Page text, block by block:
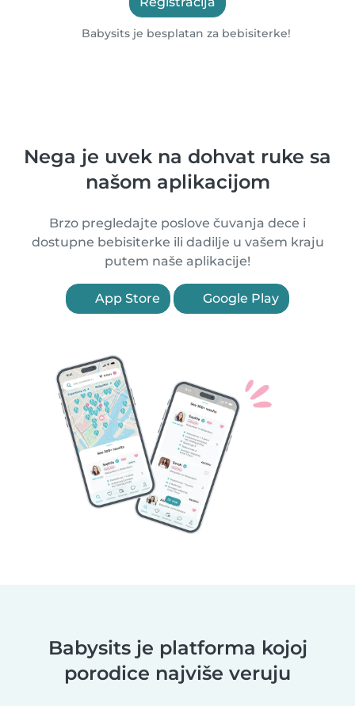
Babysits je besplatan za bebisiterke!
Nega je uvek na dohvat ruke sa
našom aplikacijom
Brzo pregledajte poslove čuvanja dece i
dostupne bebisiterke ili dadilje u vašem kraju
putem naše aplikacije!
App Store Google Play
Babysits je platforma kojoj
porodice najviše veruju